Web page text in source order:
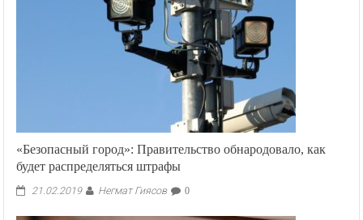
«Безопасный город»: Правительство обнародовало, как
будет распределяться штрафы
21.02.2019 Негмат Гиясов 0